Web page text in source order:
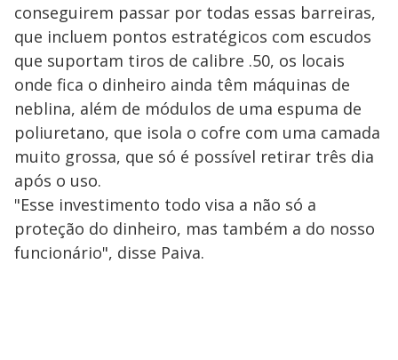
conseguirem passar por todas essas barreiras,
que incluem pontos estratégicos com escudos
que suportam tiros de calibre .50, os locais
onde fica o dinheiro ainda têm máquinas de
neblina, além de módulos de uma espuma de
poliuretano, que isola o cofre com uma camada
muito grossa, que só é possível retirar três dia
após o uso.
"Esse investimento todo visa a não só a
proteção do dinheiro, mas também a do nosso
funcionário", disse Paiva.